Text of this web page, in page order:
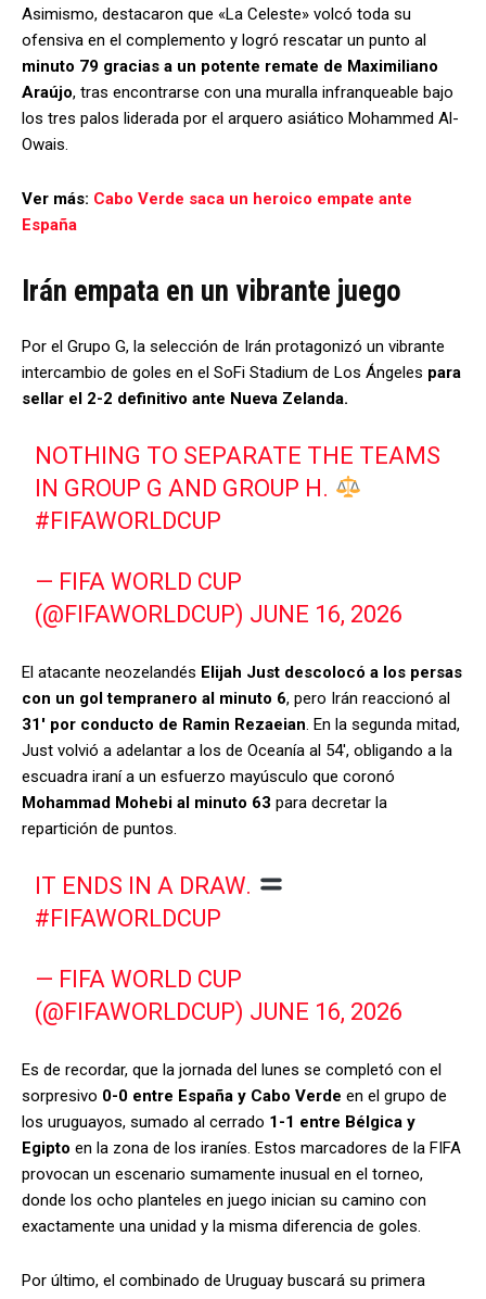
Asimismo, destacaron que «La Celeste» volcó toda su
ofensiva en el complemento y logró rescatar un punto al
minuto 79 gracias a un potente remate de Maximiliano
Araújo, tras encontrarse con una muralla infranqueable bajo
los tres palos liderada por el arquero asiático Mohammed Al-
Owais.
Ver más: Cabo Verde saca un heroico empate ante
España
Irán empata en un vibrante juego
Por el Grupo G, la selección de Irán protagonizó un vibrante
intercambio de goles en el SoFi Stadium de Los Ángeles para
sellar el 2-2 definitivo ante Nueva Zelanda.
NOTHING TO SEPARATE THE TEAMS
IN GROUP G AND GROUP H.
#FIFAWORLDCUP
— FIFA WORLD CUP
(@FIFAWORLDCUP) JUNE 16, 2026
El atacante neozelandés Elijah Just descolocó a los persas
con un gol tempranero al minuto 6, pero Irán reaccionó al
31′ por conducto de Ramin Rezaeian. En la segunda mitad,
Just volvió a adelantar a los de Oceanía al 54′, obligando a la
escuadra iraní a un esfuerzo mayúsculo que coronó
Mohammad Mohebi al minuto 63 para decretar la
repartición de puntos.
IT ENDS IN A DRAW.
#FIFAWORLDCUP
— FIFA WORLD CUP
(@FIFAWORLDCUP) JUNE 16, 2026
Es de recordar, que la jornada del lunes se completó con el
sorpresivo 0-0 entre España y Cabo Verde en el grupo de
los uruguayos, sumado al cerrado 1-1 entre Bélgica y
Egipto en la zona de los iraníes. Estos marcadores de la FIFA
provocan un escenario sumamente inusual en el torneo,
donde los ocho planteles en juego inician su camino con
exactamente una unidad y la misma diferencia de goles.
Por último, el combinado de Uruguay buscará su primera